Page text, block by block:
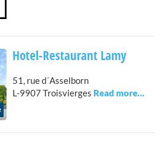
Troisvierges
Hotel-Restaurant Lamy
51, rue d´Asselborn
L-9907 Troisvierges